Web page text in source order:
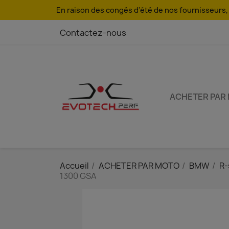
En raison des congés d'été de nos
Contactez-nous
ACHETER
Accueil ACHETER PAR MOTO BMW
1300 GSA